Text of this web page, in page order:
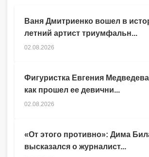
Ваня Дмитриенко вошел в
летний артист триумфальн...
02.08.2026
Фигуристка Евгения
как прошел ее девични...
02.08.2026
«От этого противно»: Дима
высказался о журналист...